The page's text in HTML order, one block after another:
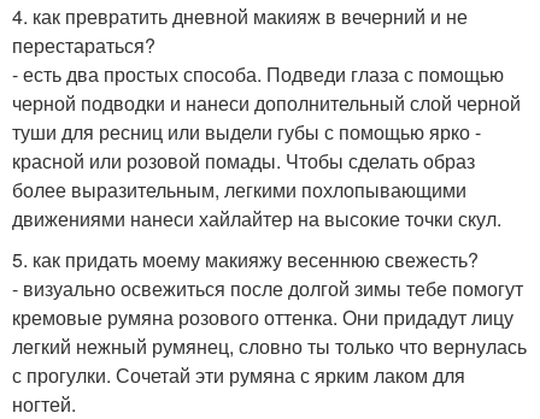
4. как превратить дневной макияж в вечерний и не
перестараться?
- есть два простых способа. Подведи глаза с помощью
черной подводки и нанеси дополнительный слой черной
туши для ресниц или выдели губы с помощью ярко -
красной или розовой помады. Чтобы сделать образ
более выразительным, легкими похлопывающими
движениями нанеси хайлайтер на высокие точки скул.
5. как придать моему макияжу весеннюю свежесть?
- визуально освежиться после долгой зимы тебе помогут
кремовые румяна розового оттенка. Они придадут лицу
легкий нежный румянец, словно ты только что вернулась
с прогулки. Сочетай эти румяна с ярким лаком для
ногтей.